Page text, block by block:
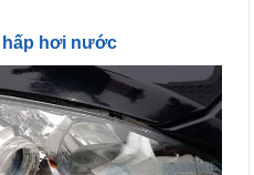
hấp hơi nước